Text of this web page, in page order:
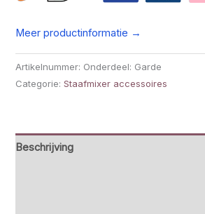
Meer productinformatie →
Artikelnummer: Onderdeel: Garde
Categorie:Staafmixer accessoires
Beschrijving